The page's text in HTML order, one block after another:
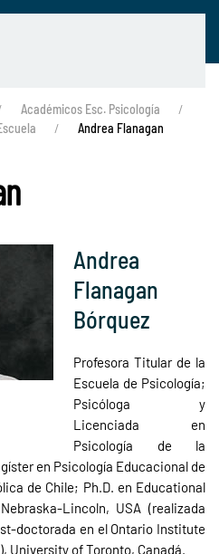
Académicos Esc. Psicología
Andrea Flanagan
Andrea
Flanagan
Bórquez
Profesora Titular de la
Escuela de Psicología;
Psicóloga y
Licenciada en
Psicología de la
en Psicología Educacional de
de Chile; Ph.D. en Educational
Lincoln, USA (realizada
doctorada en el Ontario Institute
University of Toronto, Canadá.